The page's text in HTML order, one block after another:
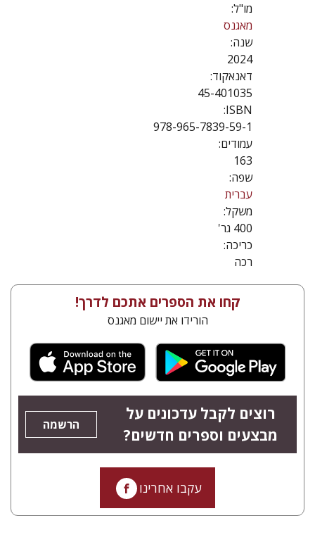
מו"ל:
מאגנס
שנה:
2024
דאנאקוד:
45-401035
ISBN:
978-965-7839-59-1
עמודים:
163
שפה:
עברית
משקל:
400 גר'
כריכה:
רכה
קחו את הספרים אתכם לדרך!
הורידו את יישום מאגנס
רוצים לקבל עדכונים על
מבצעים וספרים חדשים?
הרשמה
עקבו אחרינו